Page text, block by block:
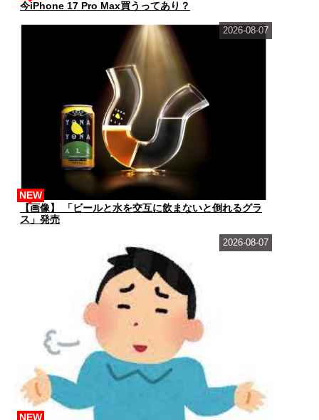
今iPhone 17 Pro Max買うってあり？
【画像】 「ビールと水を交互に飲まないと倒れるグラ
ス」発売
NEW
2026-08-07
NEW
2026-08-07